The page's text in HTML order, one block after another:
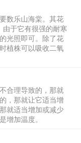
数乐山海棠。其花
由于它有很强的耐寒
光照即可。除了花
植株可以吸收二氧
合理导致的，那就
，那就让它适当增
就适当增加或减少
增加温度。